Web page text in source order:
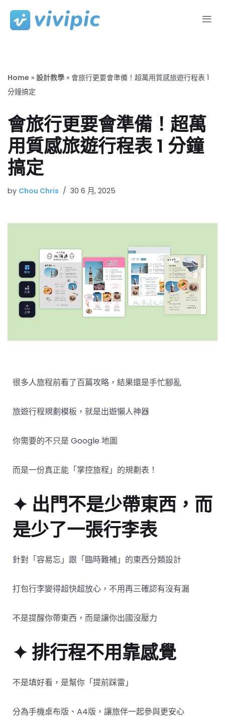
Skip
Home » 設計教學 » 會旅行更要會準備！超萬用質感旅遊行程表 1
分鐘搞定
會旅行更要會準備！超萬
用質感旅遊行程表 1 分鐘
搞定
by Chou Chris 30 6 月, 2025
很多人旅程前看了百篇攻略，結果還是手忙腳亂
旅遊行程規劃模板，就是出遊懶人神器
你需要的不只是 Google 地圖
而是一份真正能「掌控旅程」的規劃表！
✦ 出門不是少帶東西，而
是少了一張行李表
針對「容易忘」跟「臨時難補」的東西分類設計
打包行李變得超快超放心，不用再三確認有沒有漏
不是提醒你帶東西，而是讓你出國沒壓力
✦ 排行程不用靠感覺
不是填好看，是幫你「提前踩雷」
分為手機桌布版、A4版，讓旅伴一起參與更安心